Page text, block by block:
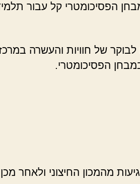
הפסיכומטרי קל עבור
של חוויות והעשרה
הפסיכומטרי.
מהמכון החיצוני ולאחר